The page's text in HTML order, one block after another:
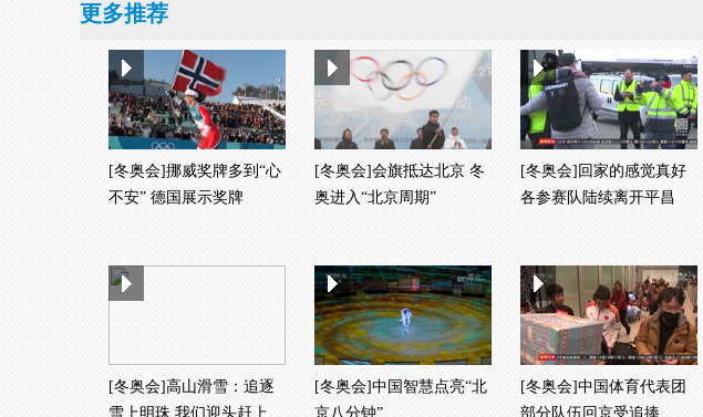
更多推荐
[冬奥会]挪威奖牌多到“心
不安” 德国展示奖牌
[冬奥会]会旗抵达北京 冬
奥进入“北京周期”
[冬奥会]回家的感觉真好
各参赛队陆续离开平昌
[冬奥会]高山滑雪：追逐
雪上明珠 我们迎头赶上
[冬奥会]中国智慧点亮“北
京八分钟”
[冬奥会]中国体育代表团
部分队伍回京受追捧